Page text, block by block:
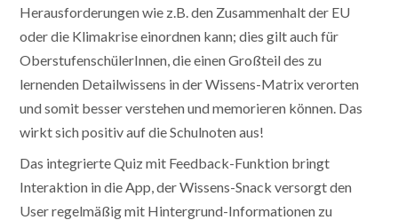
Herausforderungen wie z.B. den Zusammenhalt der EU
oder die Klimakrise einordnen kann; dies gilt auch für
OberstufenschülerInnen, die einen Großteil des zu
lernenden Detailwissens in der Wissens-Matrix verorten
und somit besser verstehen und memorieren können. Das
wirkt sich positiv auf die Schulnoten aus!
Das integrierte Quiz mit Feedback-Funktion bringt
Interaktion in die App, der Wissens-Snack versorgt den
User regelmäßig mit Hintergrund-Informationen zu